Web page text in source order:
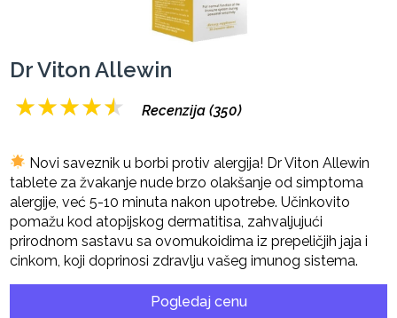
Dr Viton Allewin
★★★★★ Recenzija (350)
Novi saveznik u borbi protiv alergija! Dr Viton Allewin
tablete za žvakanje nude brzo olakšanje od simptoma
alergije, već 5-10 minuta nakon upotrebe. Učinkovito
pomažu kod atopijskog dermatitisa, zahvaljujući
prirodnom sastavu sa ovomukoidima iz prepeličjih jaja i
cinkom, koji doprinosi zdravlju vašeg imunog sistema.
Pogledaj cenu